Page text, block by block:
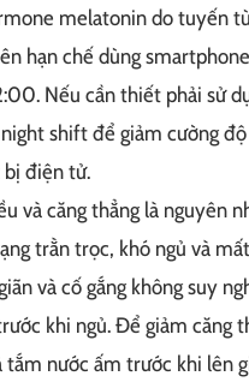
melatonin do tuyến
hạn chế dùng
Nếu cần thiết phải sử
shift để giảm cường độ
điện tử.
và căng thẳng là nguyên
trằn trọc, khó ngủ và
và cố gắng không suy
khi ngủ. Để giảm căng
tắm nước ấm trước khi lên